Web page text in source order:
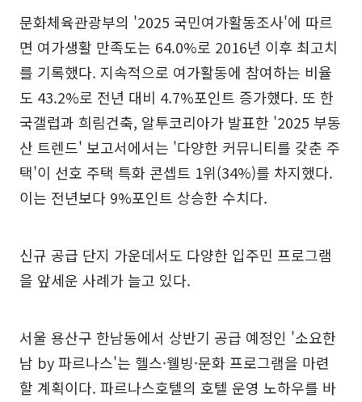
문화체육관광부의 '2025 국민여가활동조사'에 따르
면 여가생활 만족도는 64.0%로 2016년 이후 최고치
를 기록했다. 지속적으로 여가활동에 참여하는 비율
도 43.2%로 전년 대비 4.7%포인트 증가했다. 또 한
국갤럽과 희림건축, 알투코리아가 발표한 '2025 부동
산 트렌드' 보고서에서는 '다양한 커뮤니티를 갖춘 주
택'이 선호 주택 특화 콘셉트 1위(34%)를 차지했다.
이는 전년보다 9%포인트 상승한 수치다.
신규 공급 단지 가운데서도 다양한 입주민 프로그램
을 앞세운 사례가 늘고 있다.
서울 용산구 한남동에서 상반기 공급 예정인 '소요한
남 by 파르나스'는 헬스·웰빙·문화 프로그램을 마련
할 계획이다. 파르나스호텔의 호텔 운영 노하우를 바